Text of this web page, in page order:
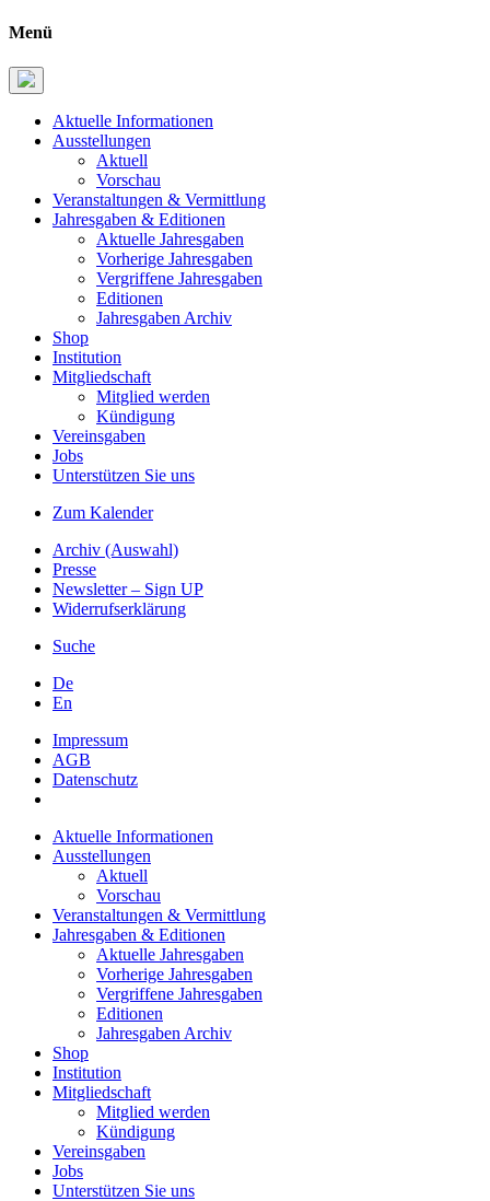
Menü
Aktuelle Informationen
Ausstellungen
Aktuell
Vorschau
Veranstaltungen & Vermittlung
Jahresgaben & Editionen
Aktuelle Jahresgaben
Vorherige Jahresgaben
Vergriffene Jahresgaben
Editionen
Jahresgaben Archiv
Shop
Institution
Mitgliedschaft
Mitglied werden
Kündigung
Vereinsgaben
Jobs
Unterstützen Sie uns
Zum Kalender
Archiv (Auswahl)
Presse
Newsletter – Sign UP
Widerrufserklärung
Suche
De
En
Impressum
AGB
Datenschutz
Aktuelle Informationen
Ausstellungen
Aktuell
Vorschau
Veranstaltungen & Vermittlung
Jahresgaben & Editionen
Aktuelle Jahresgaben
Vorherige Jahresgaben
Vergriffene Jahresgaben
Editionen
Jahresgaben Archiv
Shop
Institution
Mitgliedschaft
Mitglied werden
Kündigung
Vereinsgaben
Jobs
Unterstützen Sie uns